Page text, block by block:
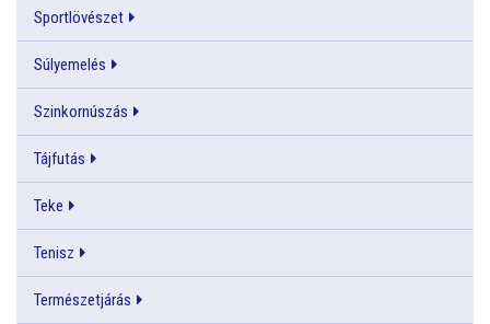
Sportlövészet
Súlyemelés
Szinkornúszás
Tájfutás
Teke
Tenisz
Természetjárás